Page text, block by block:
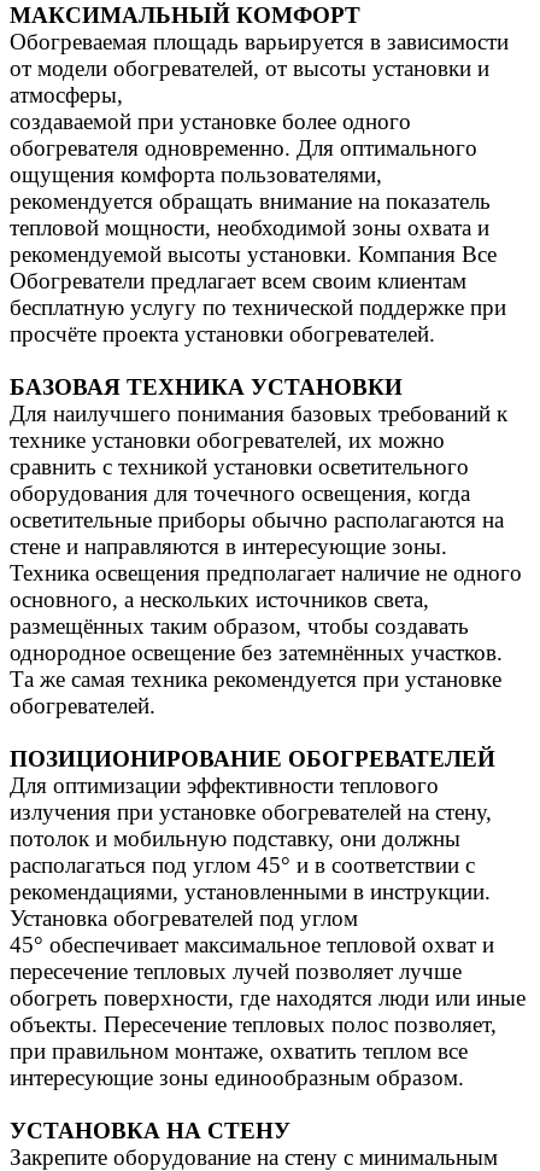
МАКСИМАЛЬНЫЙ КОМФОРТ
Обогреваемая площадь варьируется в зависимости
от модели обогревателей, от высоты установки и
атмосферы,
создаваемой при установке более одного
обогревателя одновременно. Для оптимального
ощущения комфорта пользователями,
рекомендуется обращать внимание на показатель
тепловой мощности, необходимой зоны охвата и
рекомендуемой высоты установки. Компания Все
Обогреватели предлагает всем своим клиентам
бесплатную услугу по технической поддержке при
просчёте проекта установки обогревателей.
БАЗОВАЯ ТЕХНИКА УСТАНОВКИ
Для наилучшего понимания базовых требований к
технике установки обогревателей, их можно
сравнить с техникой установки осветительного
оборудования для точечного освещения, когда
осветительные приборы обычно располагаются на
стене и направляются в интересующие зоны.
Техника освещения предполагает наличие не одного
основного, а нескольких источников света,
размещённых таким образом, чтобы создавать
однородное освещение без затемнённых участков.
Та же самая техника рекомендуется при установке
обогревателей.
ПОЗИЦИОНИРОВАНИЕ ОБОГРЕВАТЕЛЕЙ
Для оптимизации эффективности теплового
излучения при установке обогревателей на стену,
потолок и мобильную подставку, они должны
располагаться под углом 45° и в соответствии с
рекомендациями, установленными в инструкции.
Установка обогревателей под углом
45° обеспечивает максимальное тепловой охват и
пересечение тепловых лучей позволяет лучше
обогреть поверхности, где находятся люди или иные
объекты. Пересечение тепловых полос позволяет,
при правильном монтаже, охватить теплом все
интересующие зоны единообразным образом.
УСТАНОВКА НА СТЕНУ
Закрепите оборудование на стену с минимальным